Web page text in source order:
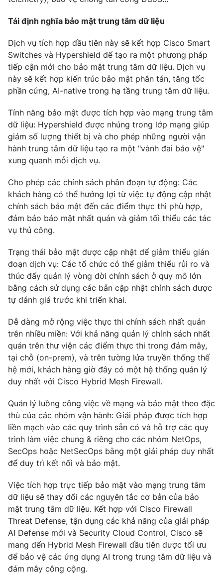
Tái định nghĩa bảo mật trung tâm dữ liệu
Dịch vụ tích hợp đầu tiên này sẽ kết hợp Cisco Smart
Switches và Hypershield để tạo ra một phương pháp
tiếp cận mới cho bảo mật trung tâm dữ liệu. Dịch vụ
này sẽ kết hợp kiến trúc bảo mật phân tán, tăng tốc
phần cứng, AI-native trong hạ tầng trung tâm dữ liệu.
Tính năng bảo mật được tích hợp vào mạng trung tâm
dữ liệu: Hypershield được nhúng trong lớp mạng giúp
giảm số lượng thiết bị và cho phép những người vận
hành trung tâm dữ liệu tạo ra một "vành đai bảo vệ"
xung quanh mỗi dịch vụ.
Cho phép các chính sách phân đoạn tự động: Các
khách hàng có thể hưởng lợi từ việc tự động cập nhật
chính sách bảo mật đến các điểm thực thi phù hợp,
đảm bảo bảo mật nhất quán và giảm tối thiểu các tác
vụ thủ công.
Trạng thái bảo mật được cập nhật để giảm thiểu gián
đoạn dịch vụ: Các tổ chức có thể giảm thiểu rủi ro và
thúc đẩy quản lý vòng đời chính sách ở quy mô lớn
bằng cách sử dụng các bản cập nhật chính sách được
tự đánh giá trước khi triển khai.
Dễ dàng mở rộng việc thực thi chính sách nhất quán
trên nhiều miền: Với khả năng quản lý chính sách nhất
quán trên thư viện các điểm thực thi trong đám mây,
tại chỗ (on-prem), và trên tường lửa truyền thống thế
hệ mới, khách hàng giờ đây có một hệ thống quản lý
duy nhất với Cisco Hybrid Mesh Firewall.
Quản lý luồng công việc về mạng và bảo mật theo đặc
thù của các nhóm vận hành: Giải pháp được tích hợp
liền mạch vào các quy trình sẵn có và hỗ trợ các quy
trình làm việc chung & riêng cho các nhóm NetOps,
SecOps hoặc NetSecOps bằng một giải pháp duy nhất
để duy trì kết nối và bảo mật.
Việc tích hợp trực tiếp bảo mật vào mạng trung tâm
dữ liệu sẽ thay đổi các nguyên tắc cơ bản của bảo
mật trung tâm dữ liệu. Kết hợp với Cisco Firewall
Threat Defense, tận dụng các khả năng của giải pháp
AI Defense mới và Security Cloud Control, Cisco sẽ
mang đến Hybrid Mesh Firewall đầu tiên được tối ưu
để bảo vệ các ứng dụng AI trong trung tâm dữ liệu và
đám mây công cộng.